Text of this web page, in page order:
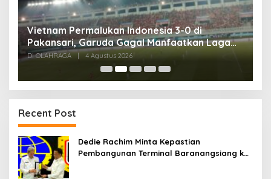
Vietnam Permalukan Indonesia 3-0 di
Pakansari, Garuda Gagal Manfaatkan Laga
Kandang
Di OLAHRAGA | 4 Agustus 2026
Recent Post
Dedie Rachim Minta Kepastian
Pembangunan Terminal Baranangsiang ke